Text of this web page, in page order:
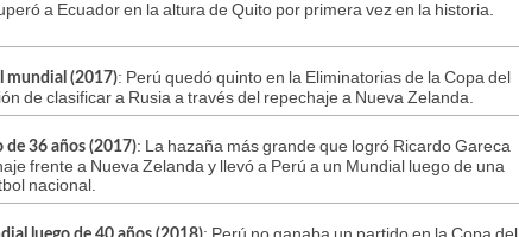
a Ecuador en la altura de Quito por primera vez en la historia.
mundial (2017): Perú quedó quinto en la Eliminatorias de la Copa del
de clasificar a Rusia a través del repechaje a Nueva Zelanda.
de 36 años (2017): La hazaña más grande que logró Ricardo Gareca
frente a Nueva Zelanda y llevó a Perú a un Mundial luego de una
nacional.